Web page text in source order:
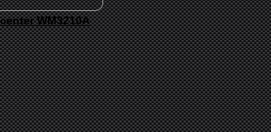
WM3210A